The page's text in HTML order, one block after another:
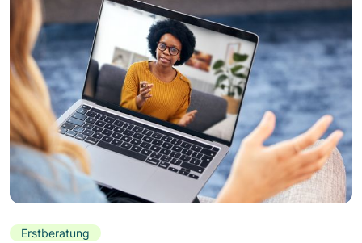
Erstberatung